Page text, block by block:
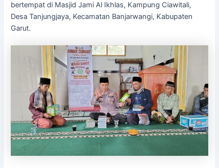
bertempat di Masjid Jami Al Ikhlas, Kampung Ciawitali,
Desa Tanjungjaya, Kecamatan Banjarwangi, Kabupaten
Garut.